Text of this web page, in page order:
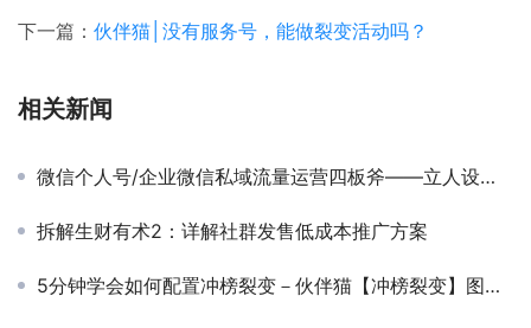
下一篇： 伙伴猫│没有服务号，能做裂变活动吗？
相关新闻
微信个人号/企业微信私域流量运营四板斧——立人设、强规划、精运营、重变现！
拆解生财有术2：详解社群发售低成本推广方案
5分钟学会如何配置冲榜裂变－伙伴猫【冲榜裂变】图文教程